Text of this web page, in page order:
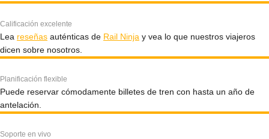
Calificación excelente
Lea reseñas auténticas de Rail Ninja y vea lo que nuestros viajeros
dicen sobre nosotros.
Planificación flexible
Puede reservar cómodamente billetes de tren con hasta un año de
antelación.
Soporte en vivo